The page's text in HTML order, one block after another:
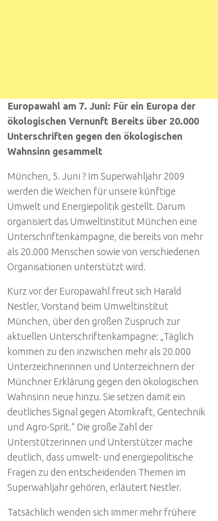
Europawahl am 7. Juni: Für ein Europa der
ökologischen Vernunft Bereits über 20.000
Unterschriften gegen den ökologischen
Wahnsinn gesammelt
München, 5. Juni ? Im Superwahljahr 2009
werden die Weichen für unsere künftige
Umwelt und Energiepolitik gestellt. Darum
organisiert das Umweltinstitut München eine
Unterschriftenkampagne, die bereits von mehr
als 20.000 Menschen sowie von verschiedenen
Organisationen unterstützt wird.
Kurz vor der Europawahl freut sich Harald
Nestler, Vorstand beim Umweltinstitut
München, über den großen Zuspruch zur
aktuellen Unterschriftenkampagne: „Täglich
kommen zu den inzwischen mehr als 20.000
Unterzeichnerinnen und Unterzeichnern der
Münchner Erklärung gegen den ökologischen
Wahnsinn neue hinzu. Sie setzen damit ein
deutliches Signal gegen Atomkraft, Gentechnik
und Agro-Sprit.“ Die große Zahl der
Unterstützerinnen und Unterstützer mache
deutlich, dass umwelt- und energiepolitische
Fragen zu den entscheidenden Themen im
Superwahljahr gehören, erläutert Nestler.
Tatsächlich wenden sich immer mehr frühere